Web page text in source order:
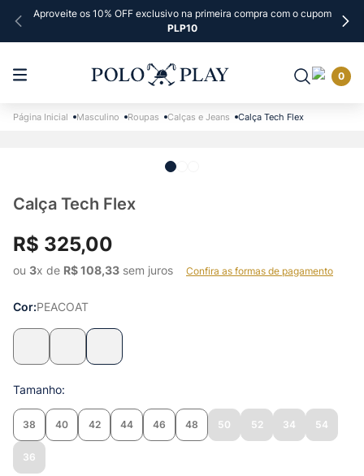
Aproveite os 10% OFF exclusivo na primeira compra com o cupom
PLP10
0
Masculino Roupas Calças e Jeans Calça Tech Flex
Calça Tech Flex
R$ 325,00
ou 3x de R$108,33 sem juros Confira as formas de pagamento
Tamanho
38 40 42 44 46 48 50 52 34 54
36
Cor PEACOAT